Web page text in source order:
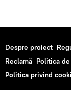
Despre proiect
Reclamă Politica
Politica privind